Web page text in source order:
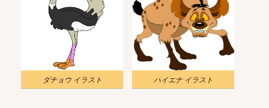
ダチョウ イラスト ハイエナ イラスト